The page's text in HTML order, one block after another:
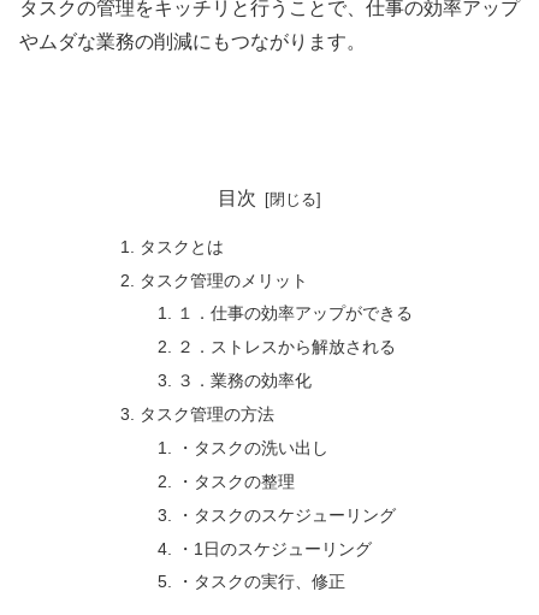
タスクの管理をキッチリと行うことで、仕事の効率アップ
やムダな業務の削減にもつながります。
目次
タスクとは
タスク管理のメリット
１．仕事の効率アップができる
２．ストレスから解放される
３．業務の効率化
タスク管理の方法
・タスクの洗い出し
・タスクの整理
・タスクのスケジューリング
・1日のスケジューリング
・タスクの実行、修正